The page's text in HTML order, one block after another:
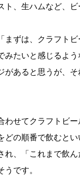
、生ハムなど、ビ
ずは、クラフト
たいと感じるよ
があると思うが、
せてクラフトビ
の順番で飲むと
、「これまで飲
です。